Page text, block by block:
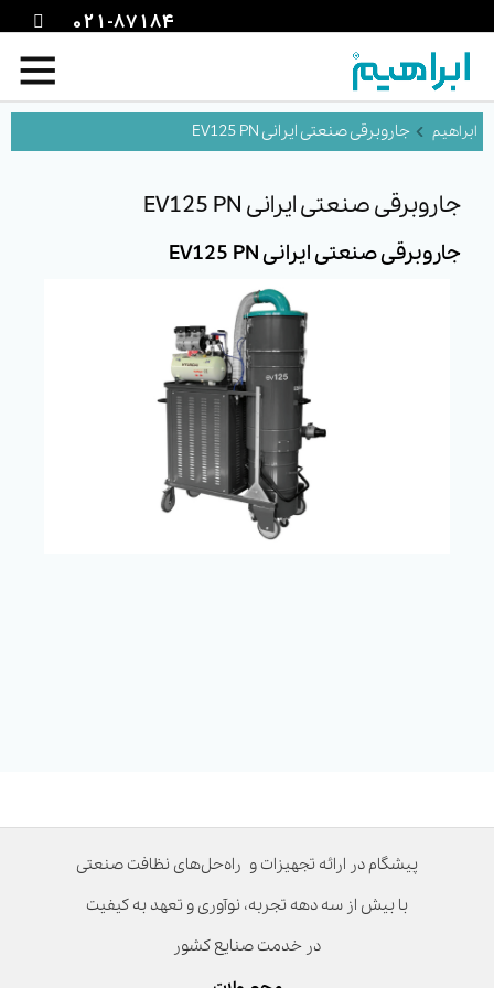
021-87184
جاروبرقی صنعتی ایرانی EV125 PN
جاروبرقی صنعتی ایرانی EV125 PN
جاروبرقی صنعتی ایرانی EV125 PN
پیشگام در ارائه تجهیزات و راه‌حل‌های نظافت صنعتی
با بیش از سه دهه تجربه، نوآوری و تعهد به کیفیت
در خدمت صنایع کشور